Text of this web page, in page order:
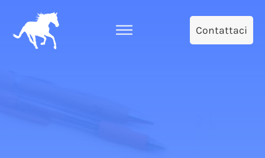
Contattaci